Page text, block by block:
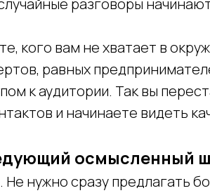
разговоры
кого вам не хватает в
равных
к аудитории. Так вы
и начинаете видеть
осмысленный
нужно сразу предлагать